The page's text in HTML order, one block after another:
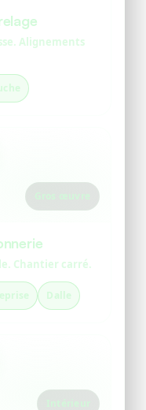
Alignements
Chantier carré.
Dalle